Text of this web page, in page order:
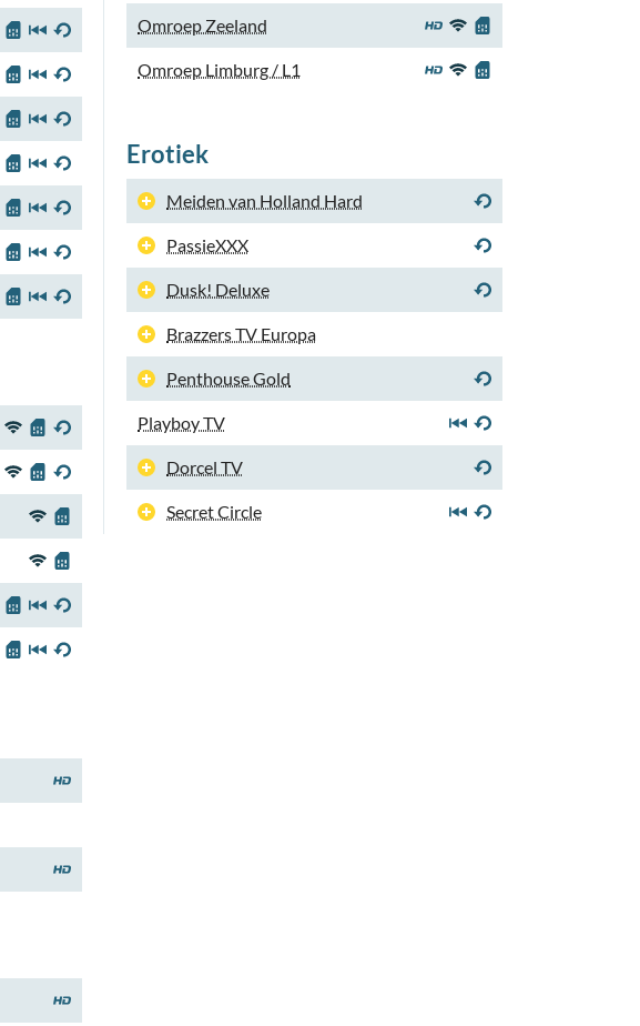
Omroep Zeeland
Omroep Limburg / L1
Erotiek
Meiden van Holland Hard
PassieXXX
Dusk! Deluxe
Brazzers TV Europa
Penthouse Gold
Playboy TV
Dorcel TV
Secret Circle